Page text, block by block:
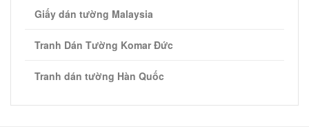
Giấy dán tường Malaysia
Tranh Dán Tường Komar Đức
Tranh dán tường Hàn Quốc